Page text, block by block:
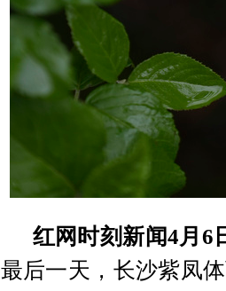
红网时刻新闻4月6
最后一天，长沙紫凤